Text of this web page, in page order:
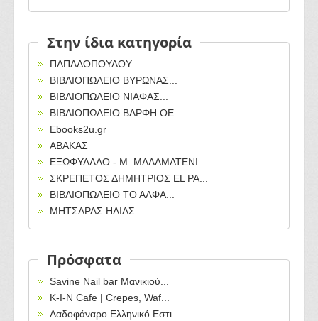
Στην ίδια κατηγορία
ΠΑΠΑΔΟΠΟΥΛΟΥ
ΒΙΒΛΙΟΠΩΛΕΙΟ ΒΥΡΩΝΑΣ...
ΒΙΒΛΙΟΠΩΛΕΙΟ ΝΙΑΦΑΣ...
ΒΙΒΛΙΟΠΩΛΕΙΟ ΒΑΡΦΗ ΟΕ...
Ebooks2u.gr
ΑΒΑΚΑΣ
ΕΞΩΦΥΛΛΛΟ - Μ. ΜΑΛΑΜΑΤΕΝΙ...
ΣΚΡΕΠΕΤΟΣ ΔΗΜΗΤΡΙΟΣ EL PA...
ΒΙΒΛΙΟΠΩΛΕΙΟ ΤΟ ΑΛΦΑ...
ΜΗΤΣΑΡΑΣ ΗΛΙΑΣ...
Πρόσφατα
Savine Nail bar Μανικιού...
Κ-Ι-Ν Cafe | Crepes, Waf...
Λαδοφάναρο Ελληνικό Εστι...